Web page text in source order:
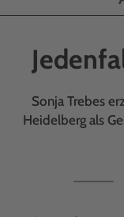
Sonja Trebes
Heidelberg als